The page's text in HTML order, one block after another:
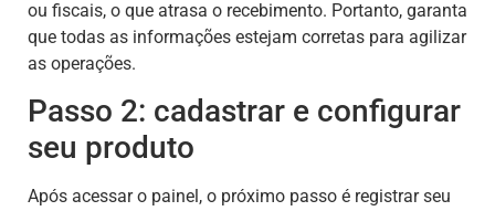
ou fiscais, o que atrasa o recebimento. Portanto, garanta
que todas as informações estejam corretas para agilizar
as operações.
Passo 2: cadastrar e configurar
seu produto
Após acessar o painel, o próximo passo é registrar seu